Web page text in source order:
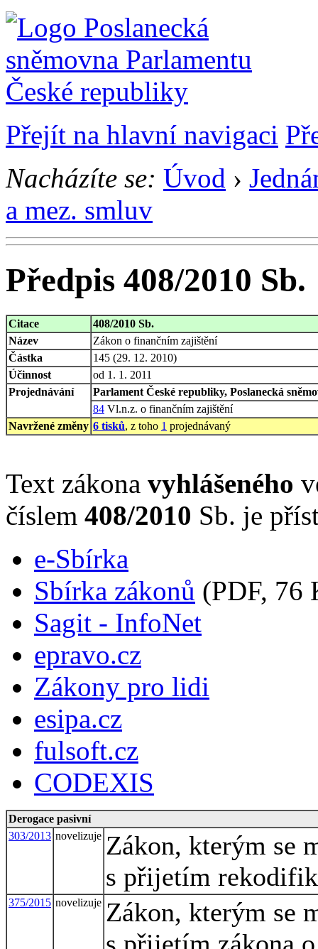
Přejít na hlavní navigaci
Nacházíte se: Úvod ›
a mez. smluv
Předpis 408/2010 Sb.
Citace
408/2010 Sb.
Název
Zákon o finančním zajištění
Částka
145 (29. 12. 2010)
Účinnost
od 1. 1. 2011
Projednávání
Parlament České republiky, Poslanecká
84 Vl.n.z. o finančním zajištění
Navržené změny 6 tisků, z toho 1 projednávaný
Text zákona vyhlášeného
číslem 408/2010 Sb. je
e-Sbírka
Sbírka zákonů (PDF, 76
Sagit - InfoNet
epravo.cz
Zákony pro lidi
esipa.cz
fulsoft.cz
CODEXIS
Derogace pasivní
303/2013 novelizuje Zákon, kterým se
s přijetím
375/2015 novelizuje Zákon, kterým se